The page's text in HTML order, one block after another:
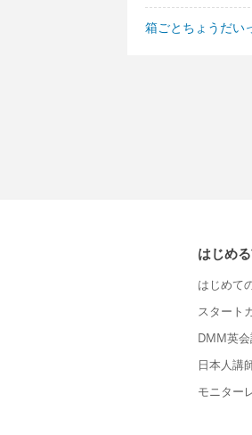
箱ごとちょうだい
はじめ
はじめて
スタート
DMM英
日本人講
モニター